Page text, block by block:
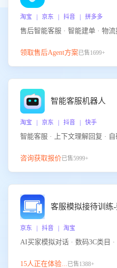
淘宝 | 京东 | 抖音 | 拼多多
领取售后Agent方案已售1699+
智能客服机器人
淘宝 | 京东 | 抖音 | 快手
智能客服 · 上下文理解回复 ·
咨询获取报价已售5999+
客服模拟接待训练
京东 | 抖音 | 淘宝
AI买家模拟对话 · 数码3C类目
15人正在体验...已售1388+